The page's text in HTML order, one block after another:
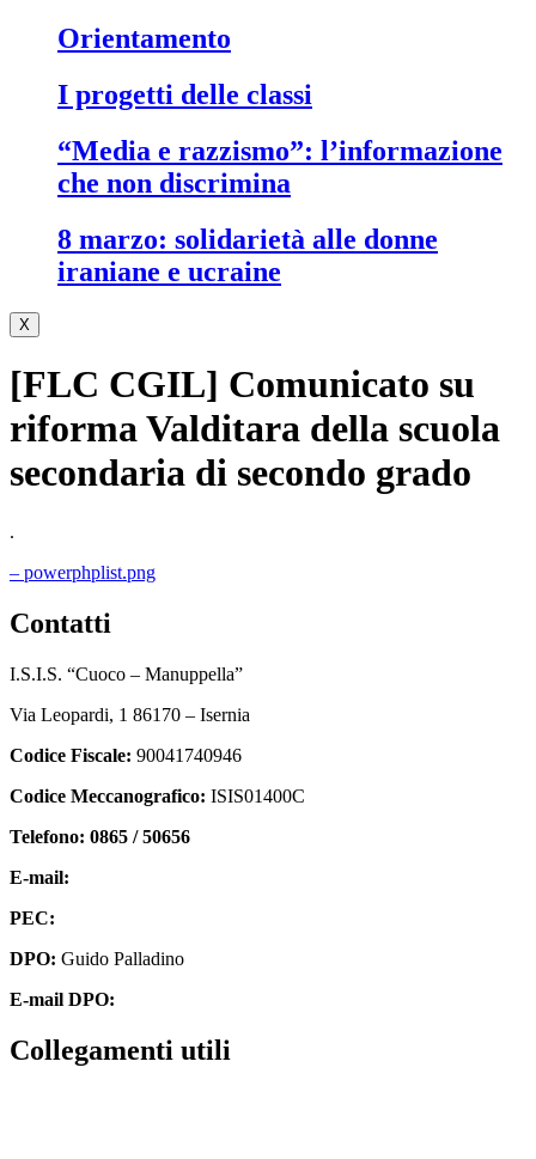
orientamento
i progetti delle classi
“media e razzismo”: l’informazione
che non discrimina
8 marzo: solidarietà alle donne
iraniane e ucraine
X
[FLC CGIL] Comunicato su
riforma Valditara della scuola
secondaria di secondo grado
.
– powerphplist.png
contatti
I.S.I.S. “Cuoco – Manuppella”
Via Leopardi, 1 86170 – Isernia
Codice Fiscale: 90041740946
Codice Meccanografico: ISIS01400C
Telefono: 0865 / 50656
E-mail:
PEC:
DPO: Guido Palladino
E-mail DPO:
collegamenti utili